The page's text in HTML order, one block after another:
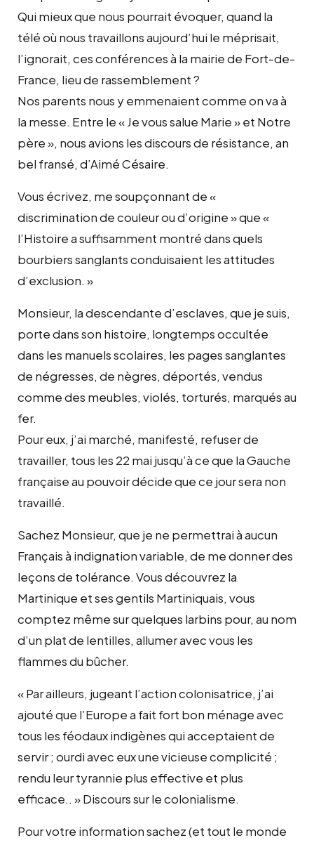
Qui mieux que nous pourrait évoquer, quand la
télé où nous travaillons aujourd’hui le méprisait,
l’ignorait, ces conférences à la mairie de Fort-de-
France, lieu de rassemblement ?
Nos parents nous y emmenaient comme on va à
la messe. Entre le « Je vous salue Marie » et Notre
père », nous avions les discours de résistance, an
bel fransé, d’Aimé Césaire.
Vous écrivez, me soupçonnant de «
discrimination de couleur ou d’origine » que «
l’Histoire a suffisamment montré dans quels
bourbiers sanglants conduisaient les attitudes
d’exclusion. »
Monsieur, la descendante d’esclaves, que je suis,
porte dans son histoire, longtemps occultée
dans les manuels scolaires, les pages sanglantes
de négresses, de nègres, déportés, vendus
comme des meubles, violés, torturés, marqués au
fer.
Pour eux, j’ai marché, manifesté, refuser de
travailler, tous les 22 mai jusqu’à ce que la Gauche
française au pouvoir décide que ce jour sera non
travaillé.
Sachez Monsieur, que je ne permettrai à aucun
Français à indignation variable, de me donner des
leçons de tolérance. Vous découvrez la
Martinique et ses gentils Martiniquais, vous
comptez même sur quelques larbins pour, au nom
d’un plat de lentilles, allumer avec vous les
flammes du bûcher.
« Par ailleurs, jugeant l’action colonisatrice, j’ai
ajouté que l’Europe a fait fort bon ménage avec
tous les féodaux indigènes qui acceptaient de
servir ; ourdi avec eux une vicieuse complicité ;
rendu leur tyrannie plus effective et plus
efficace.. » Discours sur le colonialisme.
Pour votre information sachez (et tout le monde